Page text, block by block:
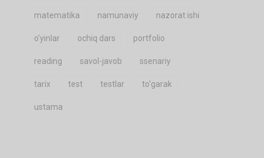
matematika namunaviy nazorat ishi
o'yinlar ochiq dars portfolio
reading savol-javob ssenariy
tarix test testlar to'garak
ustama